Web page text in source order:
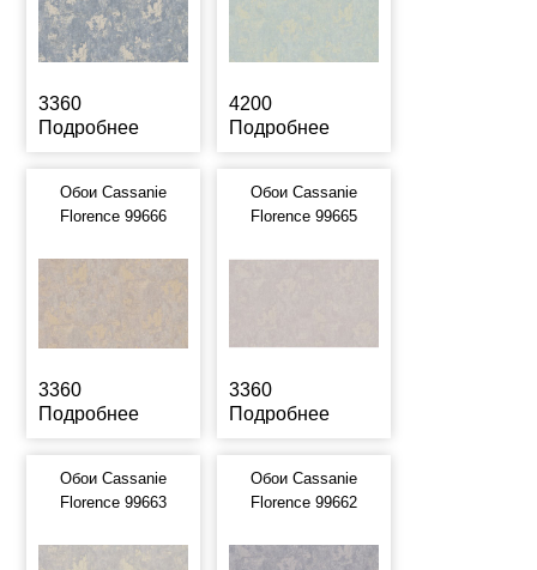
3360
Подробнее
4200
Подробнее
Обои Cassanie
Florence 99666
3360
Подробнее
Обои Cassanie
Florence 99665
3360
Подробнее
Обои Cassanie
Florence 99663
Обои Cassanie
Florence 99662